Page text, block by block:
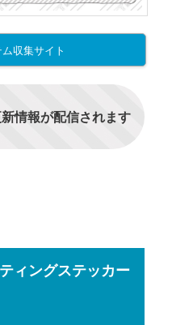
収集サイト
情報が配信されます
ィングステッカー